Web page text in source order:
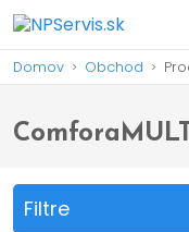
Domov > Obchod >
Filtre